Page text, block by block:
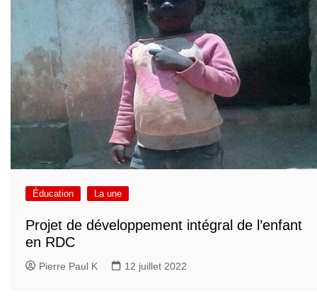
Éducation La une
Projet de développement intégral de l’enfant
en RDC
Pierre Paul K 12 juillet 2022